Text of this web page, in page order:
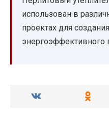
использован в
проектах для
энергоэффективного